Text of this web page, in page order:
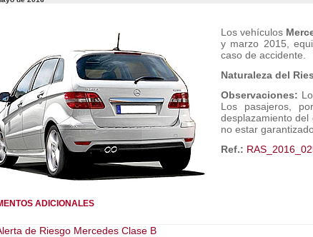
Los vehículos
y marzo 2015,
caso de accidente.
Naturaleza del
Observaciones:
Los pasajeros,
desplazamiento
no estar
Ref.:
ADICIONALES
de Riesgo Mercedes Clase B